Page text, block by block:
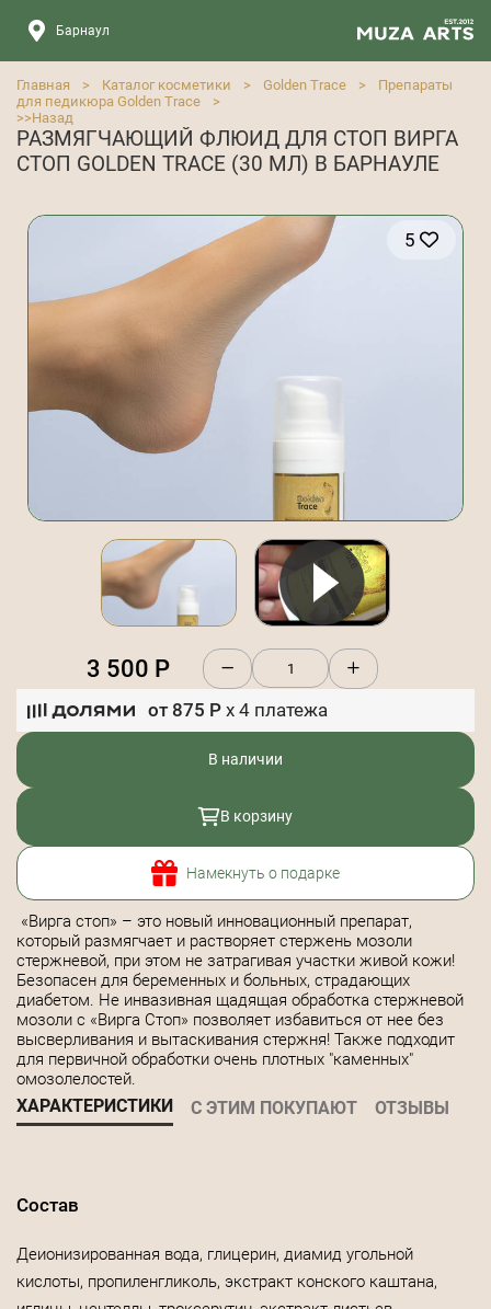
Барнаул
Главная > Каталог косметики > Golden Trace >
Препараты
для педикюра Golden Trace
>
>>Назад
РАЗМЯГЧАЮЩИЙ ФЛЮИД ДЛЯ СТОП ВИРГА
СТОП GOLDEN TRACE (30 МЛ) В БАРНАУЛЕ
5
3 500 Р
от 875 Р x 4 платежа
В наличии
В корзину
Намекнуть о подарке
«Вирга стоп» – это новый инновационный препарат,
который размягчает и растворяет стержень мозоли
стержневой, при этом не затрагивая участки живой кожи!
Безопасен для беременных и больных, страдающих
диабетом. Не инвазивная щадящая обработка стержневой
мозоли с «Вирга Стоп» позволяет избавиться от нее без
высверливания и вытаскивания стержня! Также подходит
для первичной обработки очень плотных "каменных"
омозолелостей.
ХАРАКТЕРИСТИКИ С ЭТИМ ПОКУПАЮТ ОТЗЫВЫ
Состав
Деионизированная вода, глицерин, диамид угольной
кислоты, пропиленгликоль, экстракт конского каштана,